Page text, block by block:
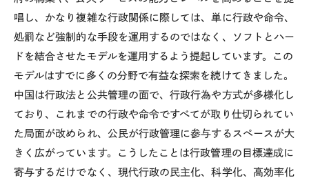
唱し、かなり複雑な行政関係に際しては、単に行政や命令、
処罰など強制的な手段を運用するのではなく、ソフトとハー
ドを結合させたモデルを運用するよう提起しています。この
モデルはすでに多くの分野で有益な探索を続けてきました。
中国は行政法と公共管理の面で、行政行為や方式が多様化し
ており、これまでの行政や命令ですべてが取り仕切られてい
た局面が改められ、公民が行政管理に参与するスペースが大
きく広がっています。こうしたことは行政管理の目標達成に
寄与するだけでなく、現代行政の民主化、科学化、高効率化